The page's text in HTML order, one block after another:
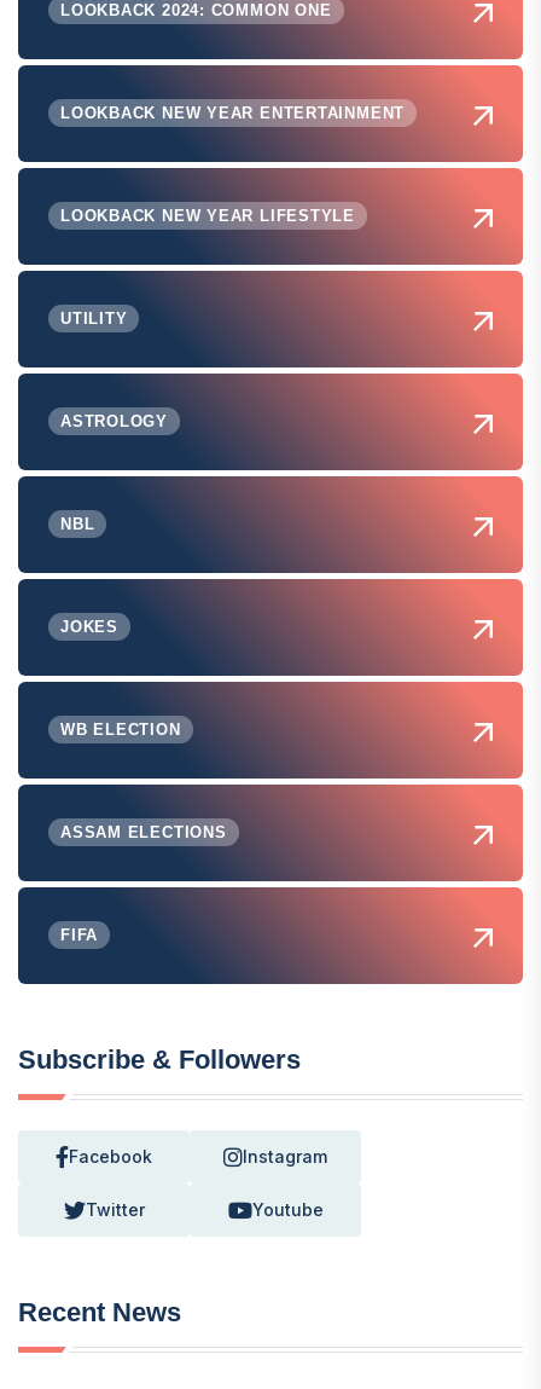
LOOKBACK 2024: COMMON ONE
LOOKBACK NEW YEAR ENTERTAINMENT
LOOKBACK NEW YEAR LIFESTYLE
UTILITY
ASTROLOGY
NBL
JOKES
WB ELECTION
ASSAM ELECTIONS
FIFA
Subscribe & Followers
Facebook Instagram
Twitter Youtube
Recent News